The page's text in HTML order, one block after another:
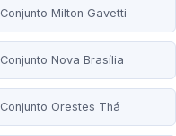
Conjunto Milton Gavetti
Conjunto Nova Brasília
Conjunto Orestes Thá